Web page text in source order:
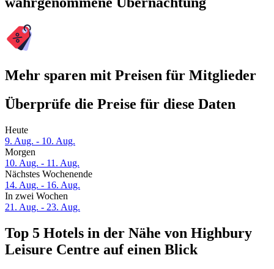
Mehr sparen mit Preisen für Mitglieder
Überprüfe die Preise für diese Daten
Heute
9. Aug. - 10. Aug.
Morgen
10. Aug. - 11. Aug.
Nächstes Wochenende
14. Aug. - 16. Aug.
In zwei Wochen
21. Aug. - 23. Aug.
Top 5 Hotels in der Nähe von Highbury
Leisure Centre auf einen Blick